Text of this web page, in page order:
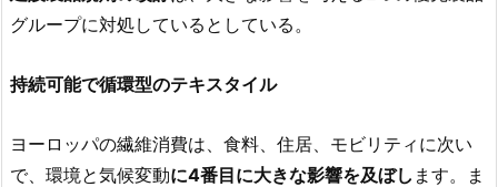
グループに対処しているとしている。
持続可能で循環型のテキスタイル
ヨーロッパの繊維消費は、食料、住居、モビリティに次い
で、環境と気候変動に4番目に大きな影響を及ぼし ます。ま